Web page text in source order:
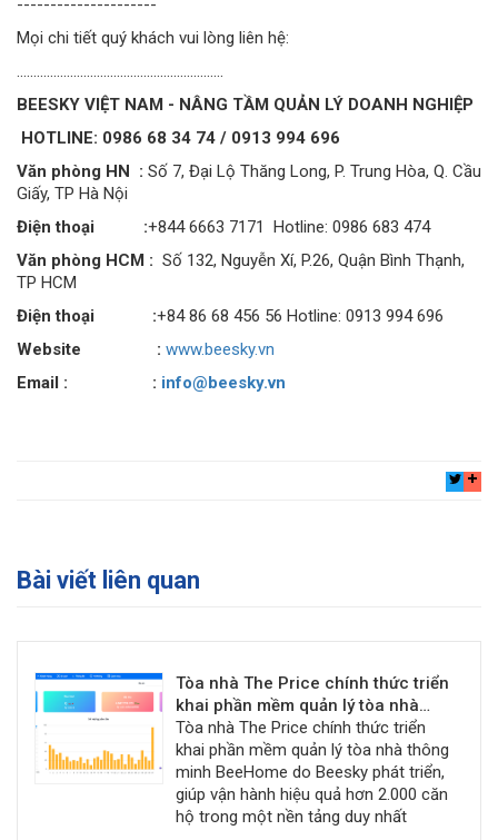
---------------------
Mọi chi tiết quý khách vui lòng liên hệ:
..............................................................
BEESKY VIỆT NAM - NÂNG TẦM QUẢN LÝ DOANH NGHIỆP
HOTLINE: 0986 68 34 74 / 0913 994 696
Văn phòng HN : Số 7, Đại Lộ Thăng Long, P. Trung Hòa, Q. Cầu
Giấy, TP Hà Nội
Điện thoại :+844 6663 7171 Hotline: 0986 683 474
Văn phòng HCM : Số 132, Nguyễn Xí, P.26, Quận Bình Thạnh,
TP HCM
Điện thoại
:+84 86 68 456 56 Hotline: 0913 994 696
Website
: www.beesky.vn
Email : : info@beesky.vn
Bài viết liên quan
Tòa nhà The Price chính thức triển
khai phần mềm quản lý tòa nhà
thông minh BeeHome
Tòa nhà The Price chính thức triển
khai phần mềm quản lý tòa nhà thông
minh BeeHome do Beesky phát triển,
giúp vận hành hiệu quả hơn 2.000 căn
hộ trong một nền tảng duy nhất